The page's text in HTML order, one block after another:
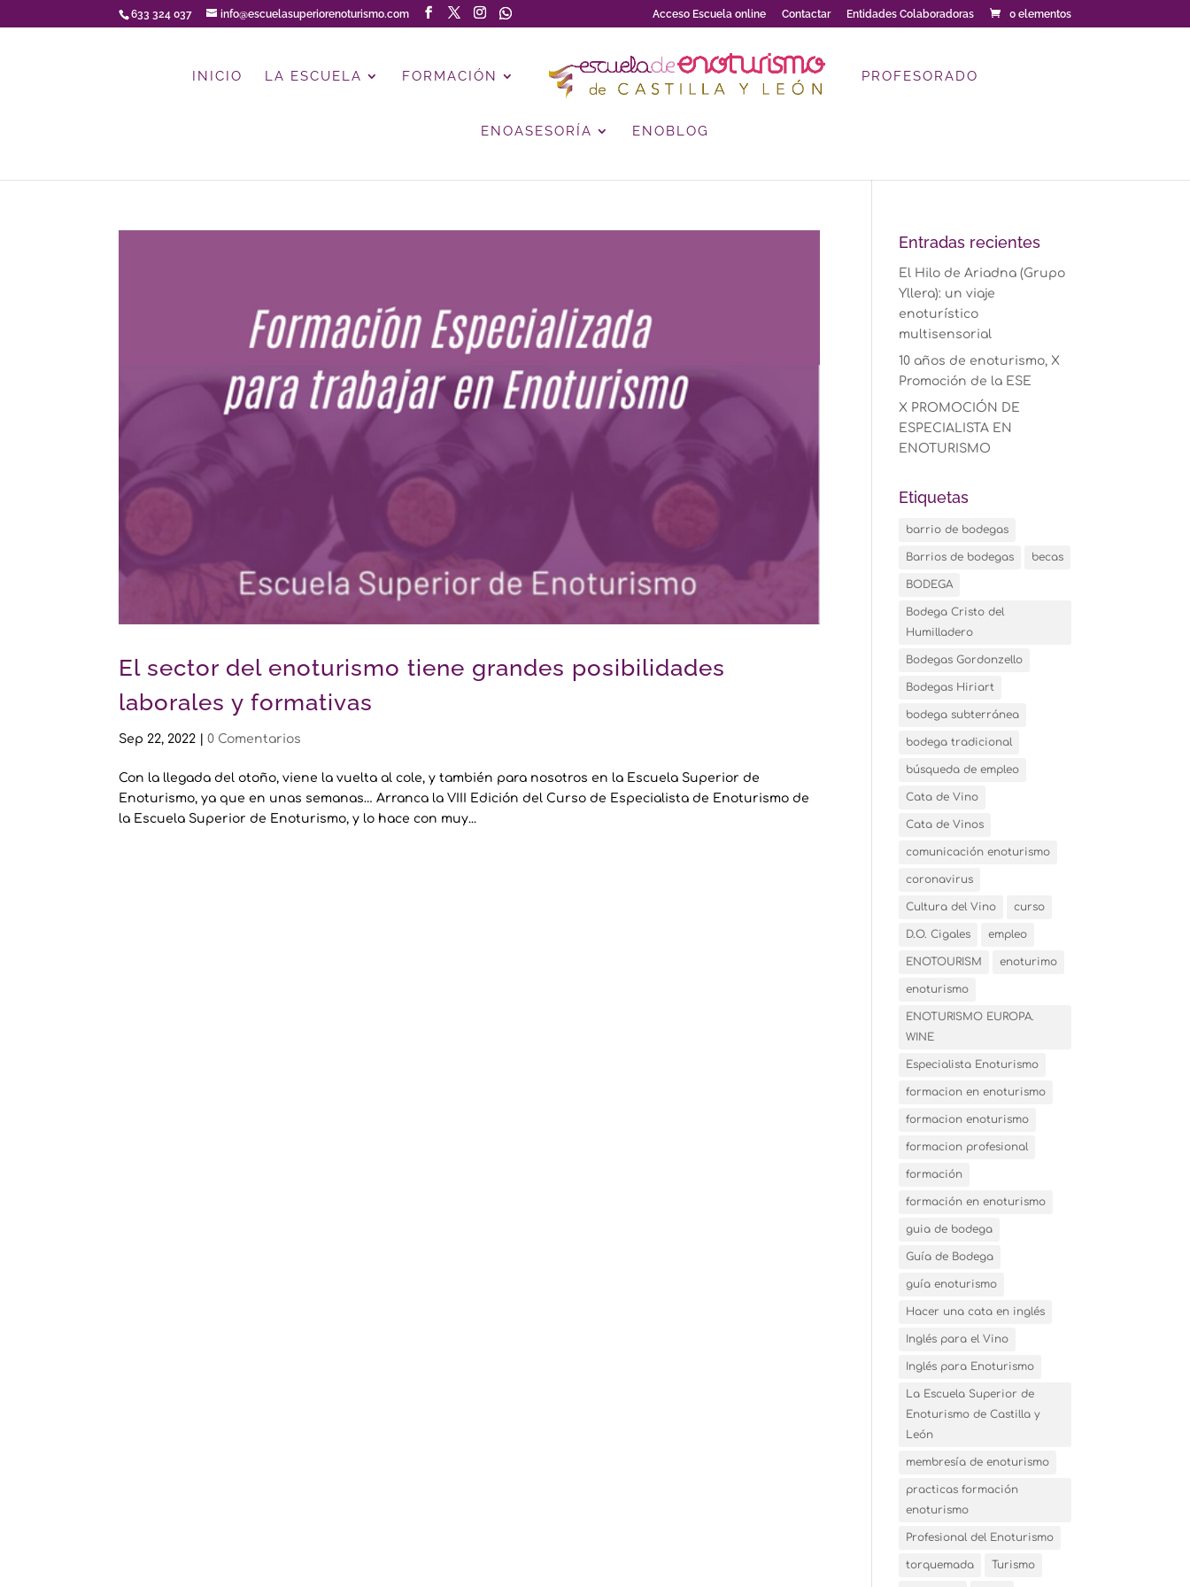
633 324 037 info@escuelasuperiorenoturismo.com Acceso Escuela online Contactar Entidades Colaboradoras 0 elementos
INICIO LA ESCUELA FORMACIÓN PROFESORADO
ENOASESORÍA ENOBLOG
El sector del enoturismo tiene grandes posibilidades
laborales y formativas
Sep 22, 2022 |0 Comentarios
Con la llegada del otoño, viene la vuelta al cole, y también para nosotros en la Escuela Superior de
Enoturismo, ya que en unas semanas… Arranca la VIII Edición del Curso de Especialista de Enoturismo de
la Escuela Superior de Enoturismo, y lo hace con muy...
Entradas recientes
El Hilo de Ariadna (Grupo
Yllera): un viaje
enoturístico
multisensorial
10 años de enoturismo, X
Promoción de la ESE
X PROMOCIÓN DE
ESPECIALISTA EN
ENOTURISMO
Etiquetas
barrio de bodegas
Barrios de bodegas becas
BODEGA
Bodega Cristo del
Humilladero
Bodegas Gordonzello
Bodegas Hiriart
bodega subterránea
bodega tradicional
búsqueda de empleo
Cata de Vino
Cata de Vinos
comunicación enoturismo
coronavirus
Cultura del Vino curso
D.O. Cigales empleo
ENOTOURISM enoturimo
enoturismo
ENOTURISMO EUROPA.
WINE
Especialista Enoturismo
formacion en enoturismo
formacion enoturismo
formacion profesional
formación
formación en enoturismo
guia de bodega
Guía de Bodega
guía enoturismo
Hacer una cata en inglés
Inglés para el Vino
Inglés para Enoturismo
La Escuela Superior de
Enoturismo de Castilla y
León
membresía de enoturismo
practicas formación
enoturismo
Profesional del Enoturismo
torquemada Turismo